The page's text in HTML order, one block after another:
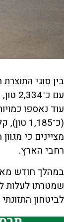
מציינים כי
רחבי הארץ.
במהלך חודש
שמטרתו לעלות
לביטחון